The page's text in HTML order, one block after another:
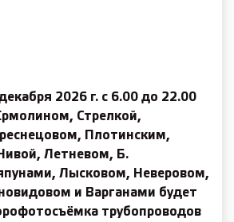
2026 г. с 6.00 до 22.00
Стрелкой,
Плотинским,
Летневом, Б.
Лысковом, Неверовом,
и Варганами будет
трубопроводов